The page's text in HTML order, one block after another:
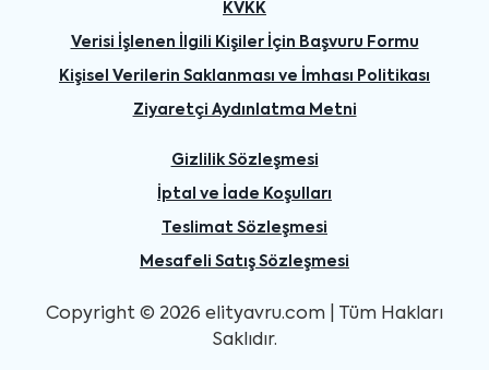
KVKK
Verisi İşlenen İlgili Kişiler İçin Başvuru Formu
Kişisel Verilerin Saklanması ve İmhası Politikası
Ziyaretçi Aydınlatma Metni
Gizlilik Sözleşmesi
İptal ve İade Koşulları
Teslimat Sözleşmesi
Mesafeli Satış Sözleşmesi
Copyright © 2026 elityavru.com | Tüm Hakları
Saklıdır.